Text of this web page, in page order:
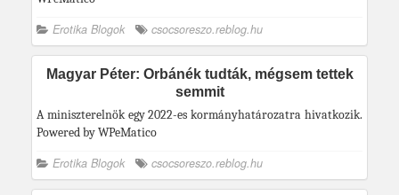
Erotika Blogok csocsoreszo.reblog.hu
Magyar Péter: Orbánék tudták, mégsem tettek
semmit
A miniszterelnök egy 2022-es kormányhatározatra hivatkozik.
Powered by WPeMatico
Erotika Blogok csocsoreszo.reblog.hu